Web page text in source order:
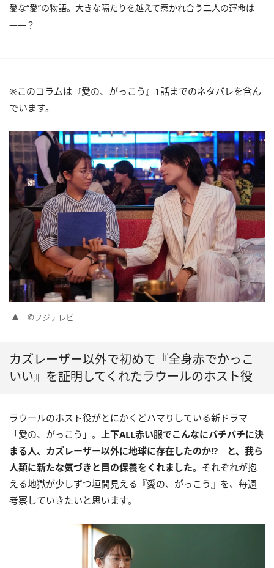
愛な“愛”の物語。大きな隔たりを越えて惹かれ合う二人の運命は
――？
※このコラムは『愛の、がっこう』1話までのネタバレを含ん
でいます。
©フジテレビ
カズレーザー以外で初めて『全身赤でかっこ
いい』を証明してくれたラウールのホスト役
ラウールのホスト役がとにかくどハマりしている新ドラマ
「愛の、がっこう」。
上下ALL赤い服でこんなにバチバチに決
まる人、カズレーザー以外に地球に存在したのか!? と、我ら
人類に新たな気づきと目の保養をくれました。 それぞれが抱
える地獄が少しずつ垣間見える『愛の、がっこう』を、毎週
考察していきたいと思います。